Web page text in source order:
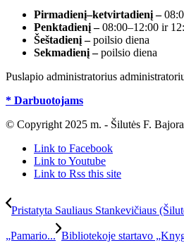
Pirmadienį–ketvirtadienį –
Penktadienį –08:00–12:00 ir
Šeštadienį –poilsio diena
Sekmadienį –poilsio diena
Puslapio administratorius
* Darbuotojams
© Copyright 2025 m. - Šilutės F.
Link to Facebook
Link to Youtube
Link to Rss this site
Pristatyta Sauliaus Stankevičiaus
„Pamario... Bibliotekoje startavo